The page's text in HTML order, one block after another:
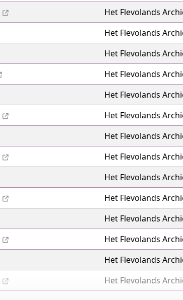
Het Flevolands
Het Flevolands
Het Flevolands
Het Flevolands
Het Flevolands
Het Flevolands
Het Flevolands
Het Flevolands
Het Flevolands
Het Flevolands
Het Flevolands
Het Flevolands
Het Flevolands
Het Flevolands